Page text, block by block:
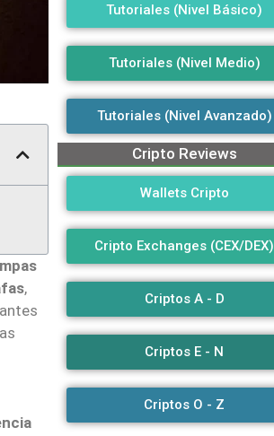
,
antes
Tutoriales (Nivel Básico)
Tutoriales (Nivel Medio)
Tutoriales (Nivel Avanzado)
Cripto Reviews
Wallets Cripto
Cripto Exchanges (CEX/DEX)
Criptos A - D
Criptos E - N
Criptos O - Z